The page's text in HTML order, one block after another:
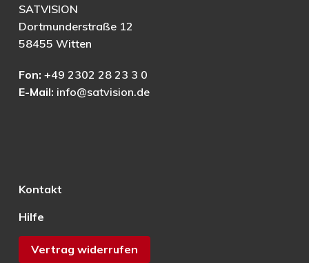
SATVISION
Dortmunderstraße 12
58455 Witten
Fon: +49 2302 28 23 3 0
E-Mail: info@satvision.de
Kontakt
Hilfe
Vertrag widerrufen